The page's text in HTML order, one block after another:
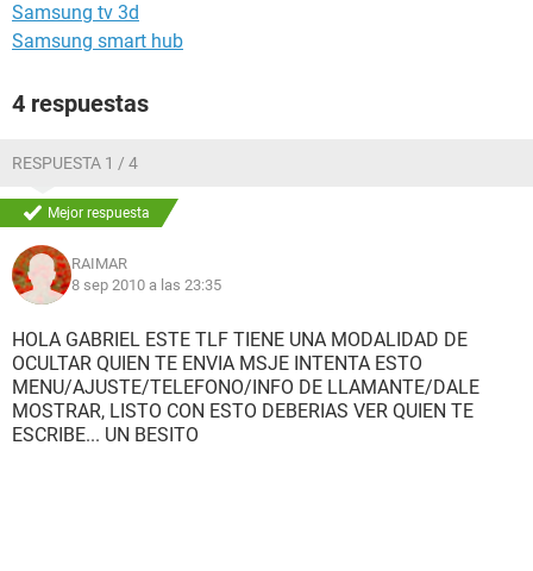
Samsung tv 3d
Samsung smart hub
4 respuestas
RESPUESTA 1 / 4
Mejor respuesta
RAIMAR
8 sep 2010 a las 23:35
HOLA GABRIEL ESTE TLF TIENE UNA MODALIDAD DE
OCULTAR QUIEN TE ENVIA MSJE INTENTA ESTO
MENU/AJUSTE/TELEFONO/INFO DE LLAMANTE/DALE
MOSTRAR, LISTO CON ESTO DEBERIAS VER QUIEN TE
ESCRIBE... UN BESITO